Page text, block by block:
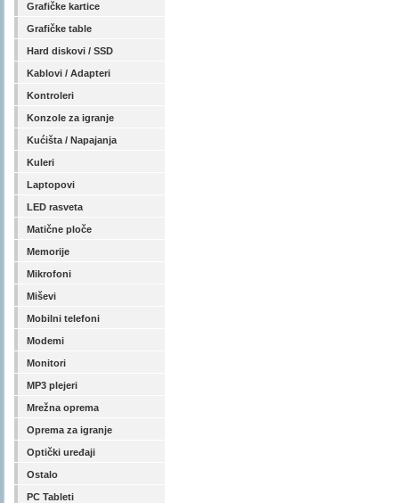
Grafičke kartice
Grafičke table
Hard diskovi / SSD
Kablovi / Adapteri
Kontroleri
Konzole za igranje
Kućišta / Napajanja
Kuleri
Laptopovi
LED rasveta
Matične ploče
Memorije
Mikrofoni
Miševi
Mobilni telefoni
Modemi
Monitori
MP3 plejeri
Mrežna oprema
Oprema za igranje
Optički uređaji
Ostalo
PC Tableti